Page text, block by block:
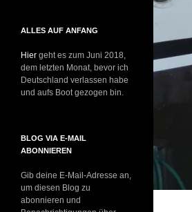
ALLES AUF ANFANG
Hier geht es zum Juni 2018,
dem letzten Monat, bevor ich
Deutschland verlassen habe
und aufs Boot gezogen bin.
BLOG VIA E-MAIL
ABONNIEREN
Gib deine E-Mail-Adresse an,
um diesen Blog zu
abonnieren und